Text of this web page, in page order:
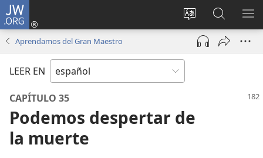
JW.ORG
Cambiar
idioma
del sitio
Iniciar
sesión
(abre
nueva
en
jw.org
Aprendamos del Gran Maestro
LEER EN
CAPÍTULO 35
Podemos despertar de
la muerte